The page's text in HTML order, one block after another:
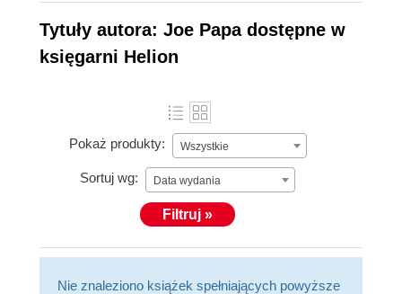
Tytuły autora: Joe Papa dostępne w
księgarni Helion
Pokaż produkty: Wszystkie
Sortuj wg: Data wydania
Filtruj »
Nie znaleziono książek spełniających powyższe